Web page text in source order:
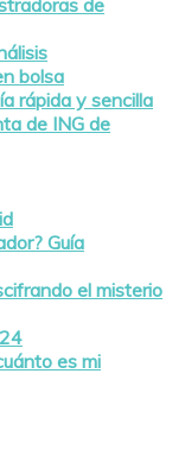
de
bolsa
rápida y sencilla
de ING de
Guía
el misterio
es mi